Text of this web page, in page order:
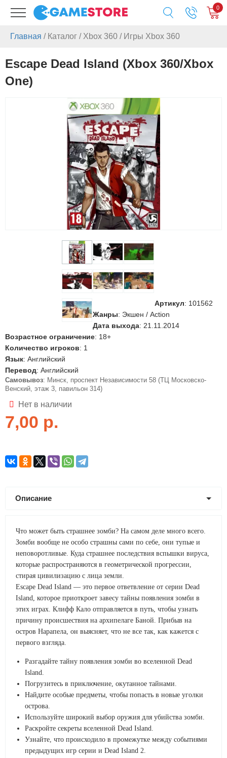
0
Главная / Каталог / Xbox 360 / Игры Xbox 360
Escape Dead Island (Xbox 360/Xbox
One)
Артикул: 101562
Жанры: Экшен / Action
Дата выхода: 21.11.2014
Возрастное ограничение: 18+
Количество игроков: 1
Язык: Английский
Перевод: Английский
Самовывоз: Минск, проспект Независимости 58 (ТЦ Московско-
Венский, этаж 3, павильон 314)
Нет в наличии
7,00 р.
Описание
Что может быть страшнее зомби? На самом деле много всего.
Зомби вообще не особо страшны сами по себе, они тупые и
неповоротливые. Куда страшнее последствия вспышки вируса,
которые распространяются в геометрической прогрессии,
стирая цивилизацию с лица земли.
Escape Dead Island — это первое ответвление от серии Dead
Island, которое приоткроет завесу тайны появления зомби в
этих играх. Клифф Кало отправляется в путь, чтобы узнать
причину происшествия на архипелаге Баной. Прибыв на
остров Нарапела, он выясняет, что не все так, как кажется с
первого взгляда.
Разгадайте тайну появления зомби во вселенной Dead
Island.
Погрузитесь в приключение, окутанное тайнами.
Найдите особые предметы, чтобы попасть в новые уголки
острова.
Используйте широкий выбор оружия для убийства зомби.
Раскройте секреты вселенной Dead Island.
Узнайте, что происходило в промежутке между событиями
предыдущих игр серии и Dead Island 2.